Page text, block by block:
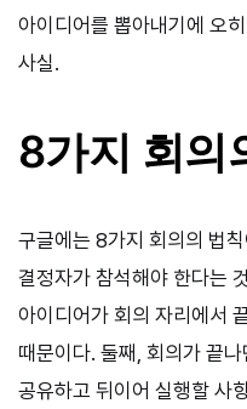
아이디어를 뽑아내기에 오
사실.
8가지 회의
구글에는 8가지 회의의 법
결정자가 참석해야 한다는
아이디어가 회의 자리에서
때문이다. 둘째, 회의가 끝
공유하고 뒤이어 실행할 사